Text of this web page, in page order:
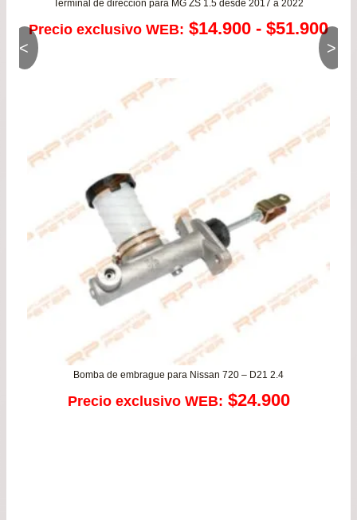
Terminal de dirección para MG ZS 1.5 desde 2017 a 2022
Precio exclusivo WEB: $14.900 - $51.900
de
Bomba de embrague para Nissan 720 – D21 2.4
Precio exclusivo WEB: $24.900
< >